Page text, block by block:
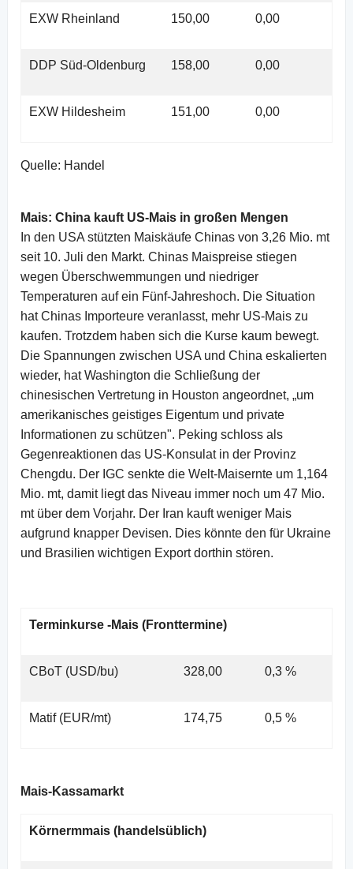
EXW Rheinland 150,00 0,00
DDP Süd-Oldenburg 158,00 0,00
EXW Hildesheim 151,00 0,00
Quelle: Handel
Mais: China kauft US-Mais in großen Mengen
In den USA stützten Maiskäufe Chinas von 3,26 Mio. mt
seit 10. Juli den Markt. Chinas Maispreise stiegen
wegen Überschwemmungen und niedriger
Temperaturen auf ein Fünf-Jahreshoch. Die Situation
hat Chinas Importeure veranlasst, mehr US-Mais zu
kaufen. Trotzdem haben sich die Kurse kaum bewegt.
Die Spannungen zwischen USA und China eskalierten
wieder, hat Washington die Schließung der
chinesischen Vertretung in Houston angeordnet, „um
amerikanisches geistiges Eigentum und private
Informationen zu schützen". Peking schloss als
Gegenreaktionen das US-Konsulat in der Provinz
Chengdu. Der IGC senkte die Welt-Maisernte um 1,164
Mio. mt, damit liegt das Niveau immer noch um 47 Mio.
mt über dem Vorjahr. Der Iran kauft weniger Mais
aufgrund knapper Devisen. Dies könnte den für Ukraine
und Brasilien wichtigen Export dorthin stören.
Terminkurse -Mais (Fronttermine)
CBoT (USD/bu) 328,00 0,3 %
Matif (EUR/mt) 174,75 0,5 %
Mais-Kassamarkt
Körnermmais (handelsüblich)